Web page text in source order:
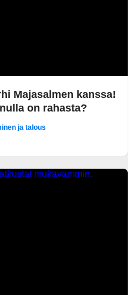
Majasalmen kanssa!
on rahasta?
ja talous